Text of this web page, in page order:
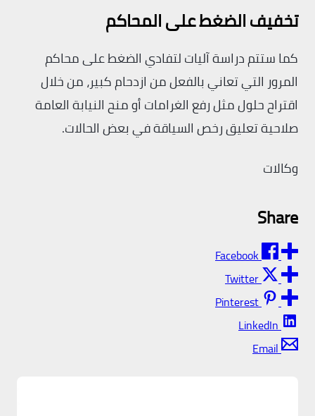
تخفيف الضغط على المحاكم
كما ستتم دراسة آليات لتفادي الضغط على محاكم
المرور التي تعاني بالفعل من ازدحام كبير، من خلال
اقتراح حلول مثل رفع الغرامات أو منح النيابة العامة
صلاحية تعليق رخص السياقة في بعض الحالات.
وكالات
Share
Facebook
Twitter
Pinterest
LinkedIn
Email